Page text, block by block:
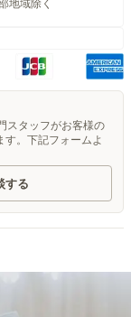
地域除く
スタッフがお客様の
す。下記フォームよ
する